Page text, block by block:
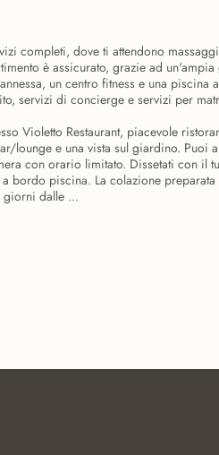
completi, dove ti attendono
è assicurato, grazie ad
un centro fitness e una piscina
servizi di concierge e servizi per
Violetto Restaurant, piacevole
lounge e una vista sul giardino. Puoi
con orario limitato. Dissetati con il
bordo piscina. La colazione
giorni dalle ...